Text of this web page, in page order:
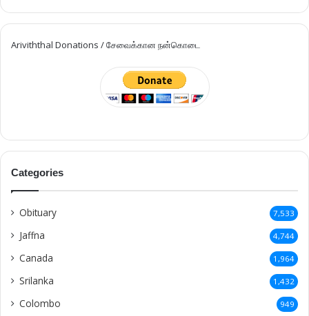
France
German 467
Switzerland 307
Vavuniya 273
Pungudutivu 258
Kilinochchi 248
Britain 175